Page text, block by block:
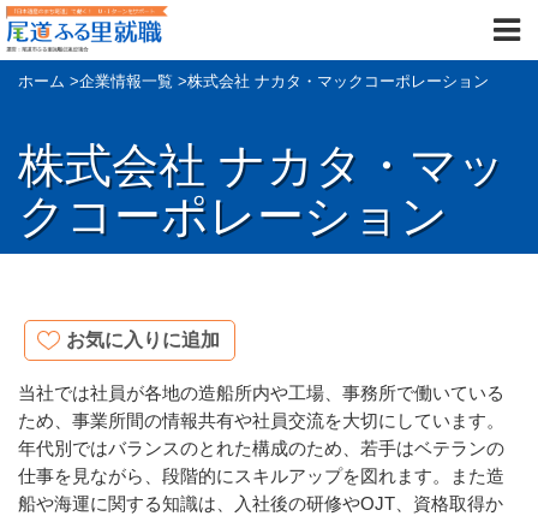
ホーム >企業情報一覧 >株式会社 ナカタ・マックコーポレーション
株式会社 ナカタ・マッ
クコーポレーション
お気に入りに追加
当社では社員が各地の造船所内や工場、事務所で働いている
ため、事業所間の情報共有や社員交流を大切にしています。
年代別ではバランスのとれた構成のため、若手はベテランの
仕事を見ながら、段階的にスキルアップを図れます。また造
船や海運に関する知識は、入社後の研修やOJT、資格取得か